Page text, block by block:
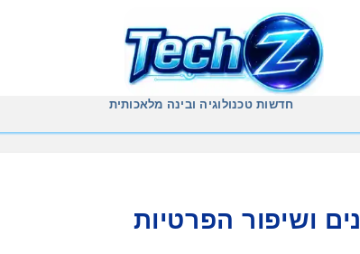
חדשות טכנולוגיה ובינה מלאכותית
ושיפור הפרטיות